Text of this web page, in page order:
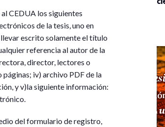
CEDUA los siguientes
de la tesis, uno en
escrito solamente el título
referencia al autor de la
director, lectores o
páginas; iv) archivo PDF de la
y v)la siguiente información:
del formulario de registro,